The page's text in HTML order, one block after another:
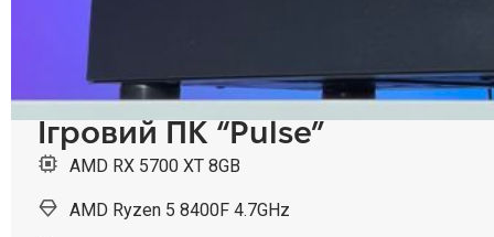
Ігровий ПК “Pulse”
AMD RX 5700 XT 8GB
AMD Ryzen 5 8400F 4.7GHz